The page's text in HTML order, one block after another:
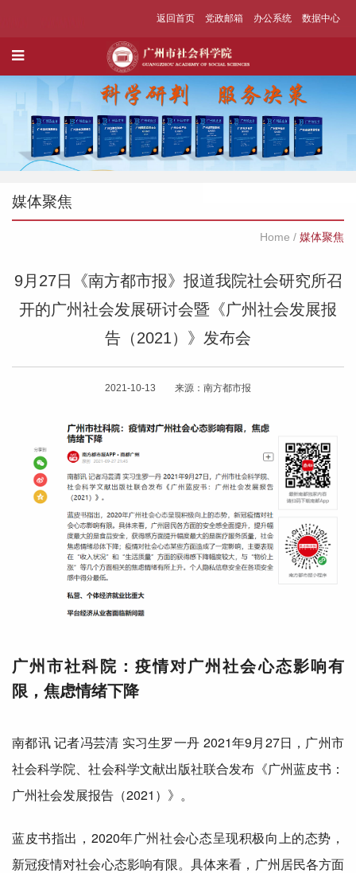
返回首页 党政邮箱 办公系统 数据中心
媒体聚焦
Home / 媒体聚焦
9月27日《南方都市报》报道我院社会研究所召
开的广州社会发展研讨会暨《广州社会发展报
告（2021）》发布会
2021-10-13 来源：南方都市报
广州市社科院：疫情对广州社会心态影响有
限，焦虑情绪下降
南都讯 记者冯芸清 实习生罗一丹 2021年9月27日，广州市
社会科学院、社会科学文献出版社联合发布《广州蓝皮书：
广州社会发展报告（2021）》。
蓝皮书指出，2020年广州社会心态呈现积极向上的态势，
新冠疫情对社会心态影响有限。具体来看，广州居民各方面